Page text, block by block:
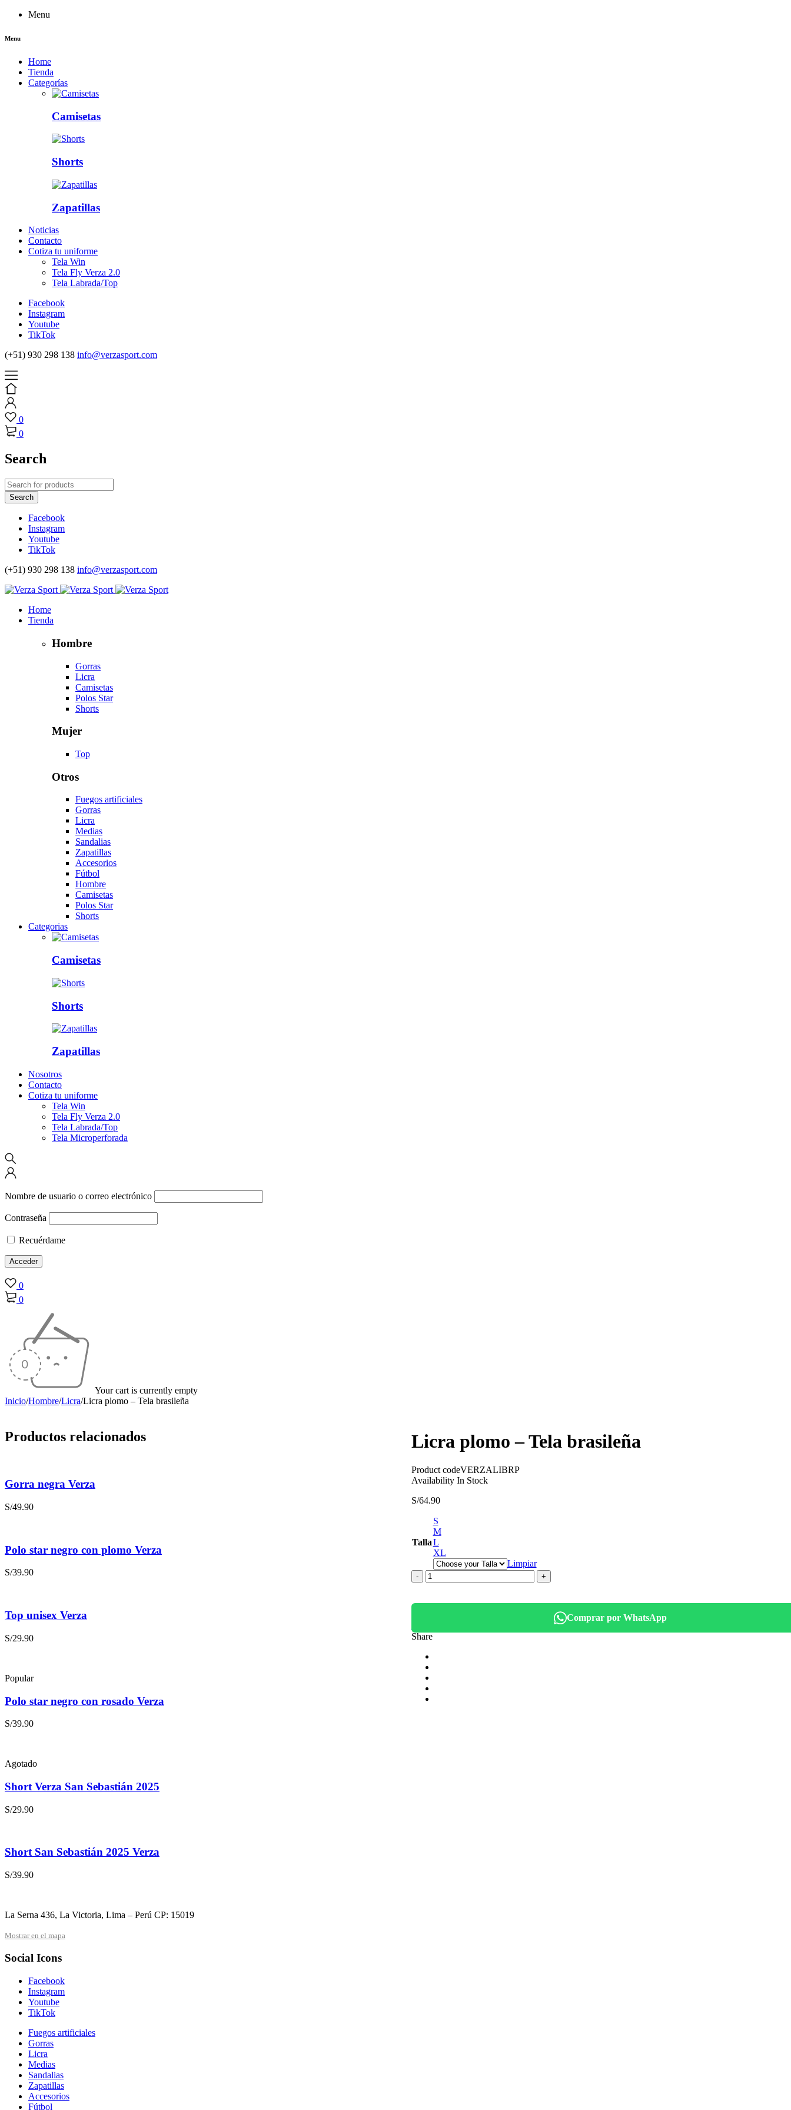
Menu
Menu
Home
Tienda
Categorías
Camisetas
Shorts
Zapatillas
Noticias
Contacto
Cotiza tu uniforme
Tela Win
Tela Fly Verza 2.0
Tela Labrada/Top
Facebook
Instagram
Youtube
TikTok
(+51) 930 298 138 info@verzasport.com
0
0
Search
Facebook
Instagram
Youtube
TikTok
(+51) 930 298 138 info@verzasport.com
Home
Tienda
Hombre
Gorras
Licra
Camisetas
Polos Star
Shorts
Mujer
Top
Otros
Fuegos artificiales
Gorras
Licra
Medias
Sandalias
Zapatillas
Accesorios
Fútbol
Hombre
Camisetas
Polos Star
Shorts
Categorias
Camisetas
Shorts
Zapatillas
Nosotros
Contacto
Cotiza tu uniforme
Tela Win
Tela Fly Verza 2.0
Tela Labrada/Top
Tela Microperforada
Nombre de usuario o correo electrónico
Contraseña
Recuérdame
0
0
Your cart is currently empty
Inicio/Hombre/Licra/Licra plomo – Tela brasileña
Licra plomo – Tela brasileña
Product codeVERZALIBRP
Availability In Stock
S/64.90
Talla
S
M
L
XL
Limpiar
Cantidad
Comprar por WhatsApp
Share
Productos relacionados
Gorra negra Verza
S/49.90
Polo star negro con plomo Verza
S/39.90
Top unisex Verza
S/29.90
Popular
Polo star negro con rosado Verza
S/39.90
Agotado
Short Verza San Sebastián 2025
S/29.90
Short San Sebastián 2025 Verza
S/39.90
La Serna 436, La Victoria, Lima – Perú CP: 15019
Mostrar en el mapa
Social Icons
Facebook
Instagram
Youtube
TikTok
Fuegos artificiales
Gorras
Licra
Medias
Sandalias
Zapatillas
Accesorios
Fútbol